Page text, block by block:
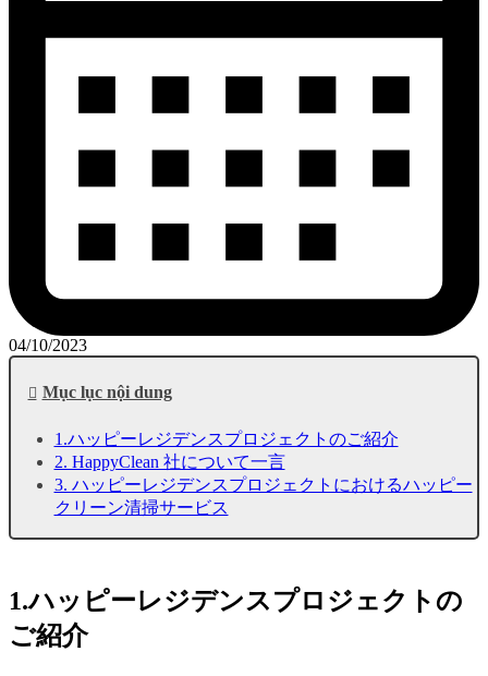
04/10/2023
Mục lục nội dung
1.ハッピーレジデンスプロジェクトのご紹介
2. HappyClean 社について一言
3. ハッピーレジデンスプロジェクトにおけるハッピー
クリーン清掃サービス
1.ハッピーレジデンスプロジェクトの
ご紹介